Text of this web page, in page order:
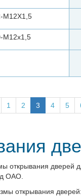
М12Х1,5
М12х1,5
1 2 3 4 5
дверей
ОАО.
открывания